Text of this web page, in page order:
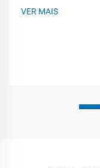
VER MAIS